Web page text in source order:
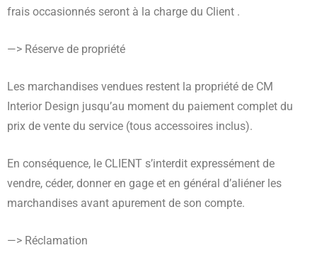
frais occasionnés seront à la charge du Client .
—> Réserve de propriété
Les marchandises vendues restent la propriété de CM
Interior Design jusqu’au moment du paiement complet du
prix de vente du service (tous accessoires inclus).
En conséquence, le CLIENT s’interdit expressément de
vendre, céder, donner en gage et en général d’aliéner les
marchandises avant apurement de son compte.
—> Réclamation